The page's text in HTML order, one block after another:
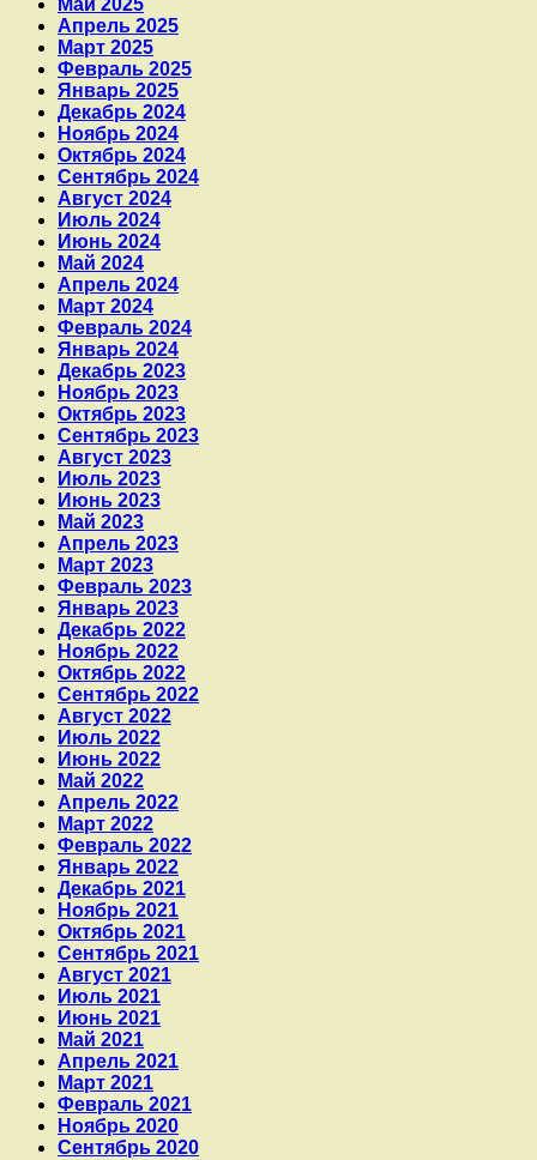
Май 2025
Апрель 2025
Март 2025
Февраль 2025
Январь 2025
Декабрь 2024
Ноябрь 2024
Октябрь 2024
Сентябрь 2024
Август 2024
Июль 2024
Июнь 2024
Май 2024
Апрель 2024
Март 2024
Февраль 2024
Январь 2024
Декабрь 2023
Ноябрь 2023
Октябрь 2023
Сентябрь 2023
Август 2023
Июль 2023
Июнь 2023
Май 2023
Апрель 2023
Март 2023
Февраль 2023
Январь 2023
Декабрь 2022
Ноябрь 2022
Октябрь 2022
Сентябрь 2022
Август 2022
Июль 2022
Июнь 2022
Май 2022
Апрель 2022
Март 2022
Февраль 2022
Январь 2022
Декабрь 2021
Ноябрь 2021
Октябрь 2021
Сентябрь 2021
Август 2021
Июль 2021
Июнь 2021
Май 2021
Апрель 2021
Март 2021
Февраль 2021
Ноябрь 2020
Сентябрь 2020